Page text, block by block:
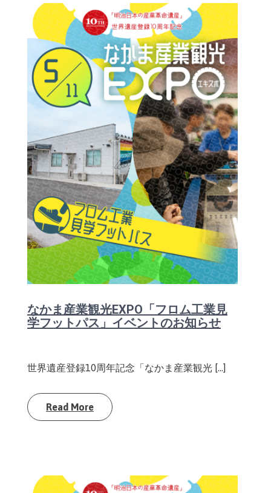
なかま産業観光EXPO「フロム工業見
学フットパス」イベントのお知らせ
世界遺産登録10周年記念「なかま産業観光 […]
Read More